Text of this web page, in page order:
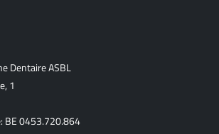
Dentaire ASBL
1
BE 0453.720.864